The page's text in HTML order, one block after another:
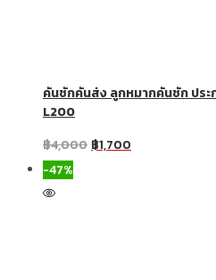
คันชักคันส่ง ลูกหมากคันชัก ประ
L200
฿4,000฿1,700
-47%